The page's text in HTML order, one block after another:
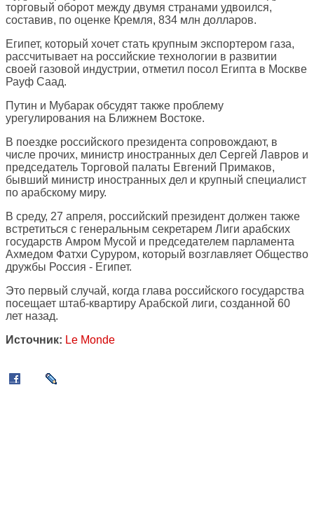
торговый оборот между двумя странами удвоился,
составив, по оценке Кремля, 834 млн долларов.
Египет, который хочет стать крупным экспортером газа,
рассчитывает на российские технологии в развитии
своей газовой индустрии, отметил посол Египта в Москве
Рауф Саад.
Путин и Мубарак обсудят также проблему
урегулирования на Ближнем Востоке.
В поездке российского президента сопровождают, в
числе прочих, министр иностранных дел Сергей Лавров и
председатель Торговой палаты Евгений Примаков,
бывший министр иностранных дел и крупный специалист
по арабскому миру.
В среду, 27 апреля, российский президент должен также
встретиться с генеральным секретарем Лиги арабских
государств Амром Мусой и председателем парламента
Ахмедом Фатхи Суруром, который возглавляет Общество
дружбы Россия - Египет.
Это первый случай, когда глава российского государства
посещает штаб-квартиру Арабской лиги, созданной 60
лет назад.
Источник: Le Monde